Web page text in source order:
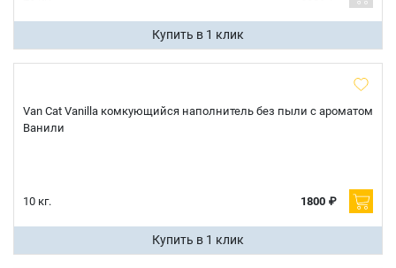
Купить в 1 клик
Van Cat Vanilla комкующийся наполнитель без пыли с ароматом
Ванили
10 кг. 1800 ₽
Купить в 1 клик